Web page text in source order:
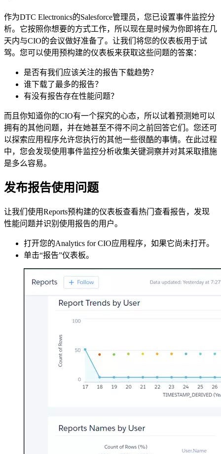
作为DTC Electronics的Salesforce管理员，您已设置事件监控分
析。它按照你想要的方式工作，所以现在是时候为你即将在几
天内与CIO的会议做好准备了。让我们将您的仪表板用于试
驾。您可以使用预构建的仪表板来获取这些问题的答案：
是否有我们应该关注的报告下载趋势？
谁下载了最多的报告？
有没有报告存在性能问题？
而且你知道你的CIO有一个探究的心态，所以试着预测她可以
拥有的其他问题，并在她甚至不得不问之前回答它们。您还可
以探索应用程序允许您执行的其他一些很酷的事情。在此过程
中，您会发现使用事件监控分析收集关键洞察并对其采取措施
是多么容易。
发布报告使用问题
让我们使用Reports预构建的仪表板查看热门查看报告，发现
性能问题并识别使用报告的用户。
打开您的Analytics for CIO应用程序，如果它尚未打开。
单击“报告”仪表板。